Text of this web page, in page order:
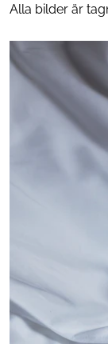
Alla bilder är